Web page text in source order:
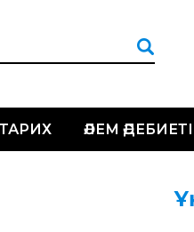
ТАРИХ ӘЛЕМ ӘДЕБИЕТІ